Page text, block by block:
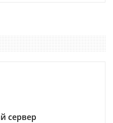
сервер